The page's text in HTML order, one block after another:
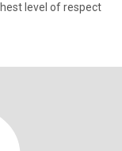
level of respect